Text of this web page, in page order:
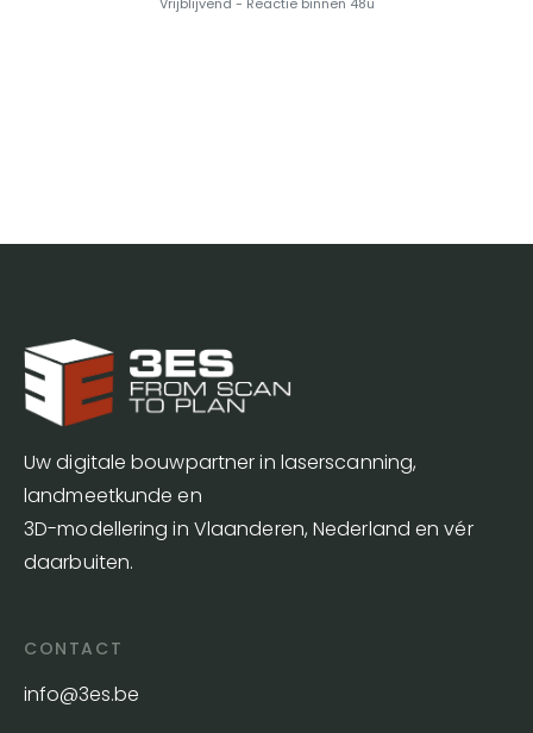
Uw digitale bouwpartner in laserscanning,
landmeetkunde en
3D-modellering in Vlaanderen, Nederland en vér
daarbuiten.
CONTACT
info@3es.be